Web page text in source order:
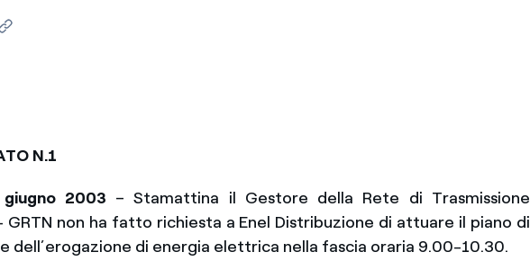
dell'elettricità in Italia
N.1
2003 – Stamattina il Gestore della Rete di Trasmissione
GRTN non ha fatto richiesta a Enel Distribuzione di attuare il piano di
dell’erogazione di energia elettrica nella fascia oraria 9.00-10.30.